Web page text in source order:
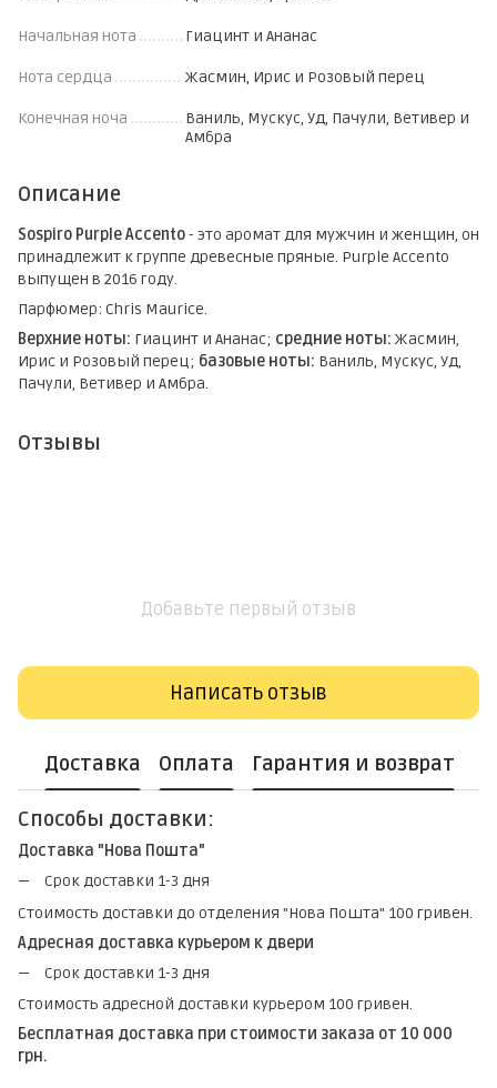
Начальная нота Гиацинт и Ананас
Нота сердца Жасмин, Ирис и Розовый перец
Конечная ноча
Ваниль, Мускус, Уд, Пачули, Ветивер и
Амбра
Описание
Sospiro Purple Accento- это аромат для мужчин и женщин, он
принадлежит к группе древесные пряные. Purple Accento
выпущен в 2016 году.
Парфюмер: Chris Maurice.
Верхние ноты: Гиацинт и Ананас; средние ноты: Жасмин,
Ирис и Розовый перец; базовые ноты: Ваниль, Мускус, Уд,
Пачули, Ветивер и Амбра.
Отзывы
Добавьте первый отзыв
Написать отзыв
Доставка Оплата Гарантия и возврат
Способы доставки:
Доставка "Нова Пошта"
Срок доставки 1-3 дня
Стоимость доставки до отделения "Нова Пошта" 100 гривен.
Адресная доставка курьером к двери
Срок доставки 1-3 дня
Стоимость адресной доставки курьером 100 гривен.
Бесплатная доставка при стоимости заказа от 10 000
грн.